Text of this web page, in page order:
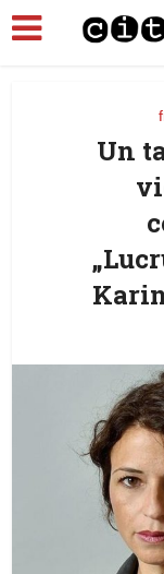
Un